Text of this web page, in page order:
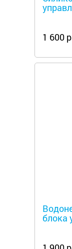
1 600
блока